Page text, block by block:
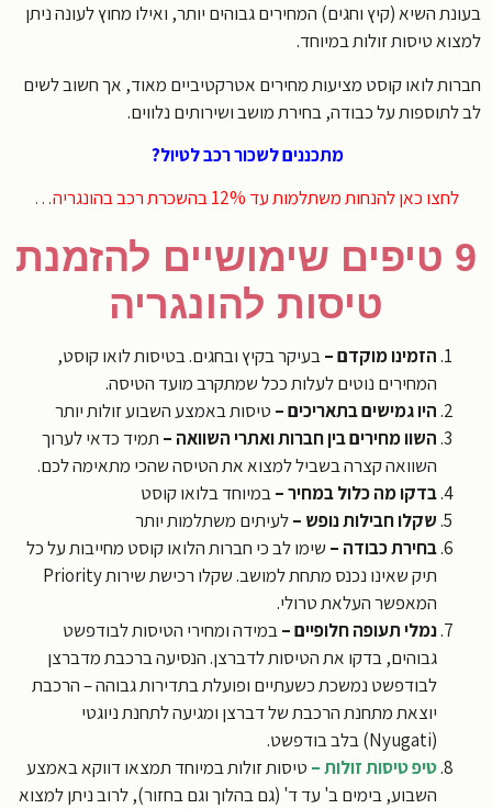
השיא (קיץ וחגים) המחירים גבוהים יותר, ואילו מחוץ לעונה ניתן
טיסות זולות במיוחד.
לואו קוסט מציעות מחירים אטרקטיביים מאוד, אך חשוב לשים
על כבודה, בחירת מושב ושירותים נלווים.
מתכננים לשכור רכב לטיול?
לחצו כאן להנחות משתלמות עד 12% בהשכרת רכב בהונגריה…
9 טיפים שימושיים להזמנת
טיסות להונגריה
הזמינו מוקדם–בעיקר בקיץ ובחגים. בטיסות לואו קוסט,
המחירים נוטים לעלות ככל שמתקרב מועד הטיסה.
היו גמישים בתאריכים–טיסות באמצע השבוע זולות יותר
השוו מחירים בין חברות ואתרי השוואה –תמיד כדאי לערוך
השוואה קצרה בשביל למצוא את הטיסה שהכי מתאימה לכם.
בדקו מה כלול במחיר–במיוחד בלואו קוסט
שקלו חבילות נופש –לעיתים משתלמות יותר
בחירת כבודה –שימו לב כי חברות הלואו קוסט מחייבות על כל
תיק שאינו נכנס מתחת למושב. שקלו רכישת שירות Priority
המאפשר העלאת טרולי.
נמלי תעופה חלופיים –במידה ומחירי הטיסות לבודפשט
גבוהים, בדקו את הטיסות לדברצן. הנסיעה ברכבת מדברצן
לבודפשט נמשכת כשעתיים ופועלת בתדירות גבוהה – הרכבת
יוצאת מתחנת הרכבת של דברצן ומגיעה לתחנת ניוגטי
טיפ טיסות זולות –טיסות זולות במיוחד תמצאו דווקא באמצע
השבוע, בימים ב' עד ד' (גם בהלוך וגם בחזור), לרוב ניתן למצוא